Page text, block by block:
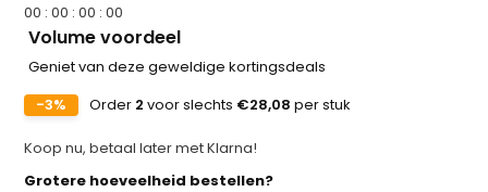
00 :00 :00 :00
Volume voordeel
Geniet van deze geweldige kortingsdeals
-3%
Order 2 voor slechts €28,08 per stuk
Koop nu, betaal later met Klarna!
Grotere hoeveelheid bestellen?